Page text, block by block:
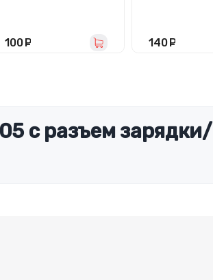
100
микрофоном
140
с разъем зарядки/